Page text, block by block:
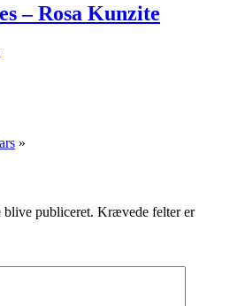
– Rosa Kunzite
»
publiceret. Krævede felter er